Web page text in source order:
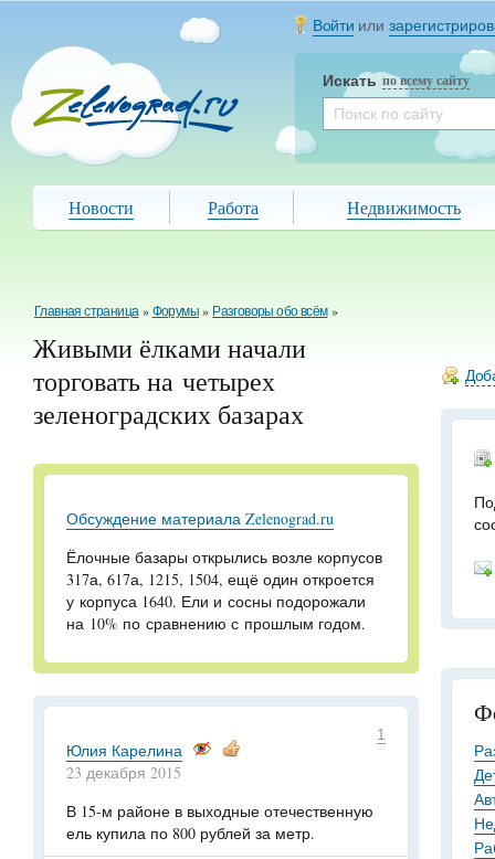
Войти или
Искать по всему сайту
Новости Работа Недвижимость
Главная страница »Форумы» Разговоры обо всём »
Живыми ёлками начали
торговать на четырех
зеленоградских базарах
Обсуждение материала Zelenograd.ru
Ёлочные базары открылись возле корпусов
317а, 617а, 1215, 1504, ещё один откроется
у корпуса 1640. Ели и сосны подорожали
на 10% по сравнению с прошлым годом.
1
Юлия Карелина
23 декабря 2015
В 15-м районе в выходные отечественную
ель купила по 800 рублей за метр.